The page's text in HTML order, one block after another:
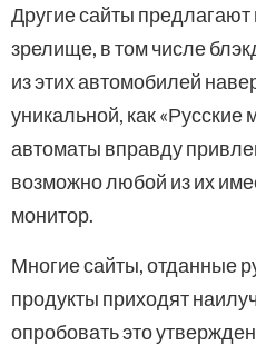
Другие сайты
зрелище, в том числе
из этих автомобилей
уникальной, как
автоматы вправду
возможно любой из их
монитор.
Многие сайты, отданные
продукты приходят
опробовать это